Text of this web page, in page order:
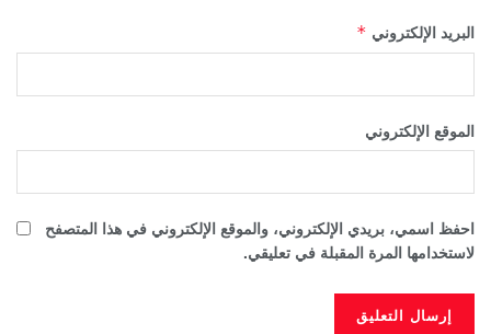
البريد الإلكتروني *
الموقع الإلكتروني
احفظ اسمي، بريدي الإلكتروني، والموقع الإلكتروني في هذا المتصفح
لاستخدامها المرة المقبلة في تعليقي.